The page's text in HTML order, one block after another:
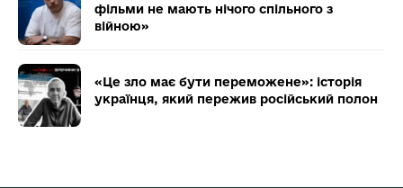
фільми не мають нічого спільного з
війною»
«Це зло має бути переможене»: історія
українця, який пережив російський полон